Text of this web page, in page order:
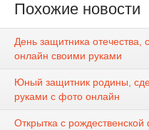
Похожие новости
День защитника отечества,
онлайн своими руками
Юный защитник родины,
руками с фото онлайн
Открытка с